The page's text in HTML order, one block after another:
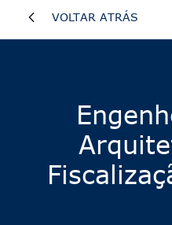
VOLTAR ATRÁS